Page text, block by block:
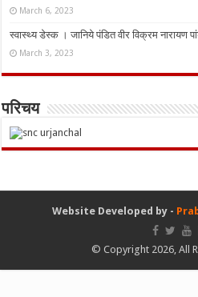
March 6, 2023
स्वास्थ्य डेस्क । जानिये पंडित वीर विक्रम नारायण
March 3, 2023
परिचय
Website Developed by -
© Copyright 2026, All